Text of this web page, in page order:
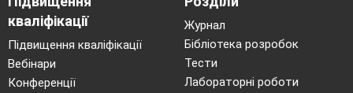
кваліфікації
Підвищення кваліфікації
Вебінари
Конференції
Журнал
Бібліотека розробок
Тести
Лабораторні роботи